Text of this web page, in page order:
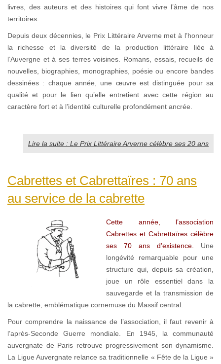
livres, des auteurs et des histoires qui font vivre l’âme de nos
territoires.
Depuis deux décennies, le Prix Littéraire Arverne met à l’honneur
la richesse et la diversité de la production littéraire liée à
l’Auvergne et à ses terres voisines. Romans, essais, recueils de
nouvelles, biographies, monographies, poésie ou encore bandes
dessinées : chaque année, une œuvre est distinguée pour sa
qualité et pour le lien qu’elle entretient avec cette région au
caractère fort et à l’identité culturelle profondément ancrée.
Lire la suite : Le Prix Littéraire Arverne célèbre ses 20 ans
Cabrettes et Cabrettaïres : 70 ans
au service de la cabrette
Cette année, l’association
Cabrettes et Cabrettaïres célèbre
ses 70 ans d’existence.
Une
longévité remarquable pour une
structure qui, depuis sa création,
joue un rôle essentiel dans la
sauvegarde et la transmission de
la cabrette, emblématique cornemuse du Massif central.
Pour comprendre la naissance de l’association, il faut revenir à
l’après-Seconde Guerre mondiale. En 1945, la communauté
auvergnate de Paris retrouve progressivement son dynamisme.
La Ligue Auvergnate relance sa traditionnelle « Fête de la Ligue »